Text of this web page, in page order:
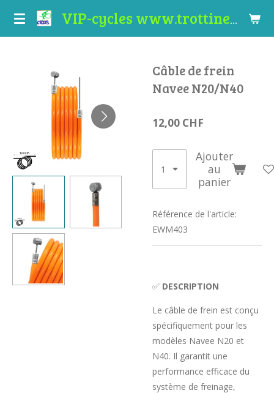
Passer
VIP-cycles www.trottinettes-valais.ch
Câble de frein
Navee N20/N40
12,00 CHF
Ajouter
au
panier
Référence de l'article:
EWM403
✅ DESCRIPTION
Le câble de frein est conçu
spécifiquement pour les
modèles Navee N20 et
N40. Il garantit une
performance efficace du
système de freinage,